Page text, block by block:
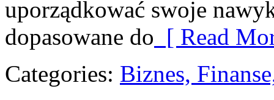
uporządkować swoje
dopasowane do [ Read
Categories: Biznes,